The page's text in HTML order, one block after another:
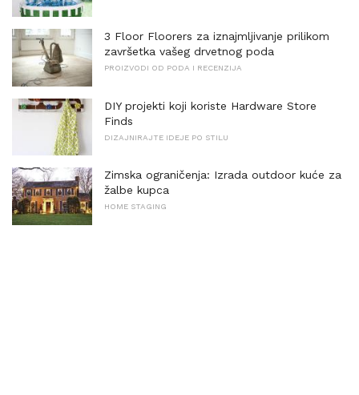
3 Floor Floorers za iznajmljivanje prilikom
završetka vašeg drvetnog poda
PROIZVODI OD PODA I RECENZIJA
DIY projekti koji koriste Hardware Store
Finds
DIZAJNIRAJTE IDEJE PO STILU
Zimska ograničenja: Izrada outdoor kuće za
žalbe kupca
HOME STAGING